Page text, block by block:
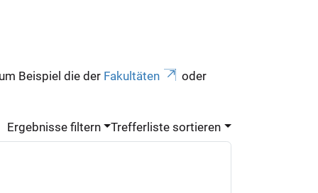
Beispiel die der Fakultäten oder
Ergebnisse filtern Trefferliste sortieren